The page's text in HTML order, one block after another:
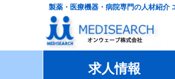
製薬・医療機器・病院専門の人材紹介
求人情報